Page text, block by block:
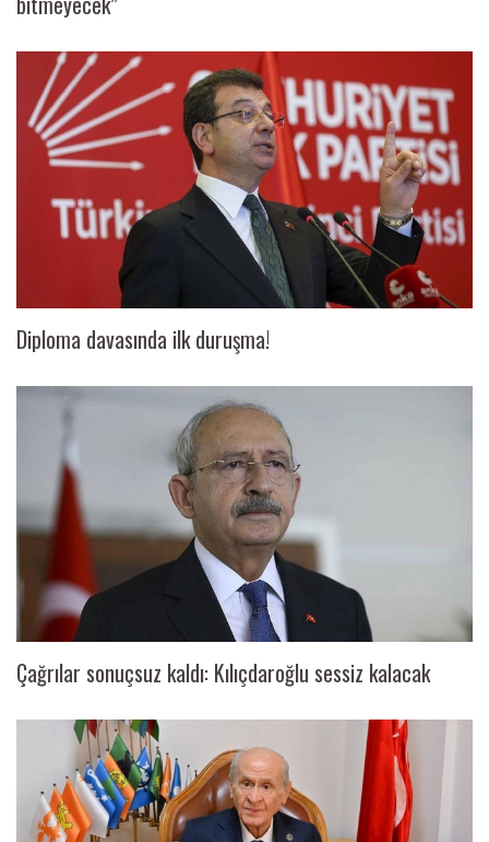
Diploma davasında ilk duruşma!
Çağrılar sonuçsuz kaldı: Kılıçdaroğlu sessiz kalacak